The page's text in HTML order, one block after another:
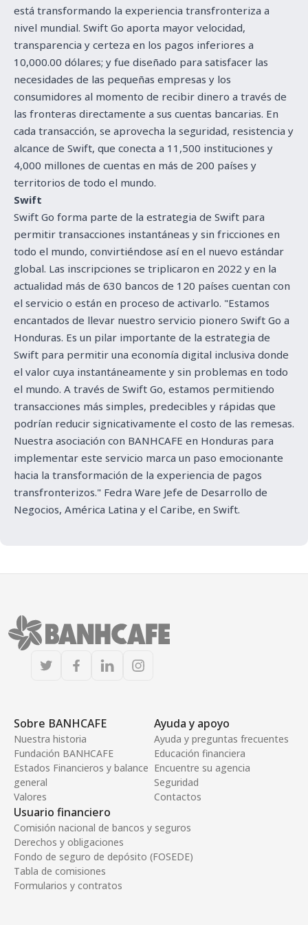
está transformando la experiencia transfronteriza a
nivel mundial. Swift Go aporta mayor velocidad,
transparencia y certeza en los pagos inferiores a
10,000.00 dólares; y fue diseñado para satisfacer las
necesidades de las pequeñas empresas y los
consumidores al momento de recibir dinero a través de
las fronteras directamente a sus cuentas bancarias. En
cada transacción, se aprovecha la seguridad, resistencia y
alcance de Swift, que conecta a 11,500 instituciones y
4,000 millones de cuentas en más de 200 países y
territorios de todo el mundo.
Swift
Swift Go forma parte de la estrategia de Swift para
permitir transacciones instantáneas y sin fricciones en
todo el mundo, convirtiéndose así en el nuevo estándar
global. Las inscripciones se triplicaron en 2022 y en la
actualidad más de 630 bancos de 120 países cuentan con
el servicio o están en proceso de activarlo. "Estamos
encantados de llevar nuestro servicio pionero Swift Go a
Honduras. Es un pilar importante de la estrategia de
Swift para permitir una economía digital inclusiva donde
el valor cuya instantáneamente y sin problemas en todo
el mundo. A través de Swift Go, estamos permitiendo
transacciones más simples, predecibles y rápidas que
podrían reducir signi­cativamente el costo de las remesas.
Nuestra asociación con BANHCAFE en Honduras para
implementar este servicio marca un paso emocionante
hacia la transformación de la experiencia de pagos
transfronterizos." Fedra Ware Jefe de Desarrollo de
Negocios, América Latina y el Caribe, en Swift.
Sobre BANHCAFE
Nuestra historia
Fundación BANHCAFE
Estados Financieros y balance
general
Valores
Ayuda y apoyo
Ayuda y preguntas frecuentes
Educación financiera
Encuentre su agencia
Seguridad
Contactos
Usuario financiero
Comisión nacional de bancos y seguros
Derechos y obligaciones
Fondo de seguro de depósito (FOSEDE)
Tabla de comisiones
Formularios y contratos